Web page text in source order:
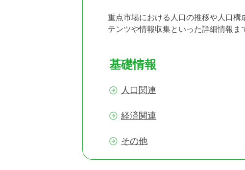
重点市場における人口の推移や人口
テンツや情報収集といった詳細情報ま
基礎情報
人口関連
経済関連
その他